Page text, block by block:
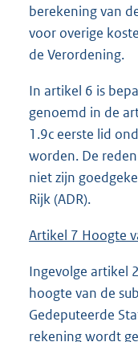
berekening van
voor overige
de Verordening.
In artikel 6 is
genoemd in de
1.9c eerste lid
worden. De
niet zijn
Rijk (ADR).
Artikel 7 Hoogte
Ingevolge artikel
hoogte van de
Gedeputeerde
rekening wordt